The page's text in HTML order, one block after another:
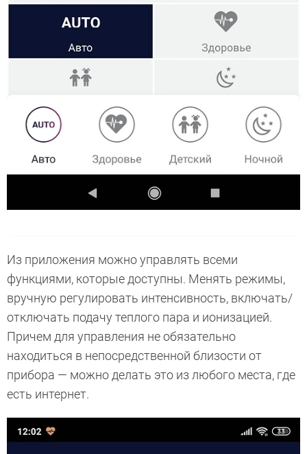
Из приложения можно управлять всеми
функциями, которые доступны. Менять режимы,
вручную регулировать интенсивность, включать/
отключать подачу теплого пара и ионизацией.
Причем для управления не обязательно
находиться в непосредственной близости от
прибора — можно делать это из любого места, где
есть интернет.